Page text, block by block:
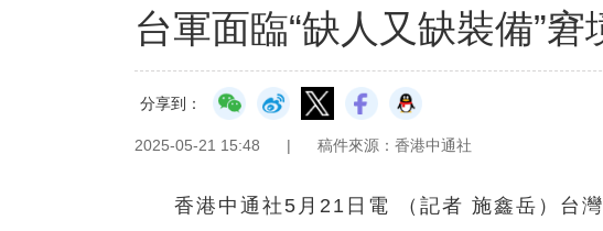
台軍面臨“缺人又缺裝備”窘
分享到：
2025-05-21 15:48 | 稿件來源：香港中通社
香港中通社5月21日電 （記者 施鑫岳） 台